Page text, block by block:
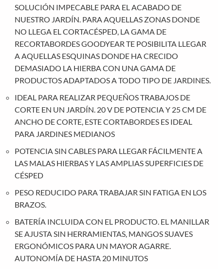
SOLUCIÓN IMPECABLE PARA EL ACABADO DE
NUESTRO JARDÍN. PARA AQUELLAS ZONAS DONDE
NO LLEGA EL CORTACÉSPED, LA GAMA DE
RECORTABORDES GOODYEAR TE POSIBILITA LLEGAR
A AQUELLAS ESQUINAS DONDE HA CRECIDO
DEMASIADO LA HIERBA CON UNA GAMA DE
PRODUCTOS ADAPTADOS A TODO TIPO DE JARDINES.
IDEAL PARA REALIZAR PEQUEÑOS TRABAJOS DE
CORTE EN UN JARDÍN. 20 V DE POTENCIA Y 25 CM DE
ANCHO DE CORTE, ESTE CORTABORDES ES IDEAL
PARA JARDINES MEDIANOS
POTENCIA SIN CABLES PARA LLEGAR FÁCILMENTE A
LAS MALAS HIERBAS Y LAS AMPLIAS SUPERFICIES DE
CÉSPED
PESO REDUCIDO PARA TRABAJAR SIN FATIGA EN LOS
BRAZOS.
BATERÍA INCLUIDA CON EL PRODUCTO. EL MANILLAR
SE AJUSTA SIN HERRAMIENTAS, MANGOS SUAVES
ERGONÓMICOS PARA UN MAYOR AGARRE.
AUTONOMÍA DE HASTA 20 MINUTOS